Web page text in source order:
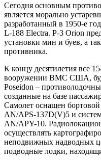
Сегодня основным
является морально
разработанный в 1950-е
L-188 Electra. P-3 Orion
установки мин и буев, а
противника.
К концу десятилетия все
вооружении ВМС США,
Poseidon –
созданные на базе
Самолет оснащен
AN/APS-137D(V)5 и
AN/APY-10.
осуществлять
неподвижных надводных
подводные лодки,